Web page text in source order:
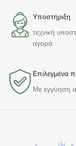
Υποστήριξη
τεχνική
αγορά
Επιλεγμένα
Με εγγύηση